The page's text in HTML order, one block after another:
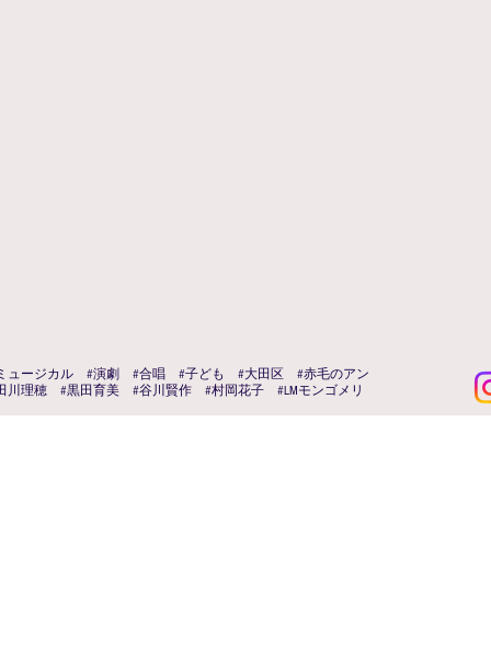
ュージカル #演劇 #合唱 #子ども #大田区 #赤毛のアン
川理穂 #黒田育美 #谷川賢作 #村岡花子 #LMモンゴメリ